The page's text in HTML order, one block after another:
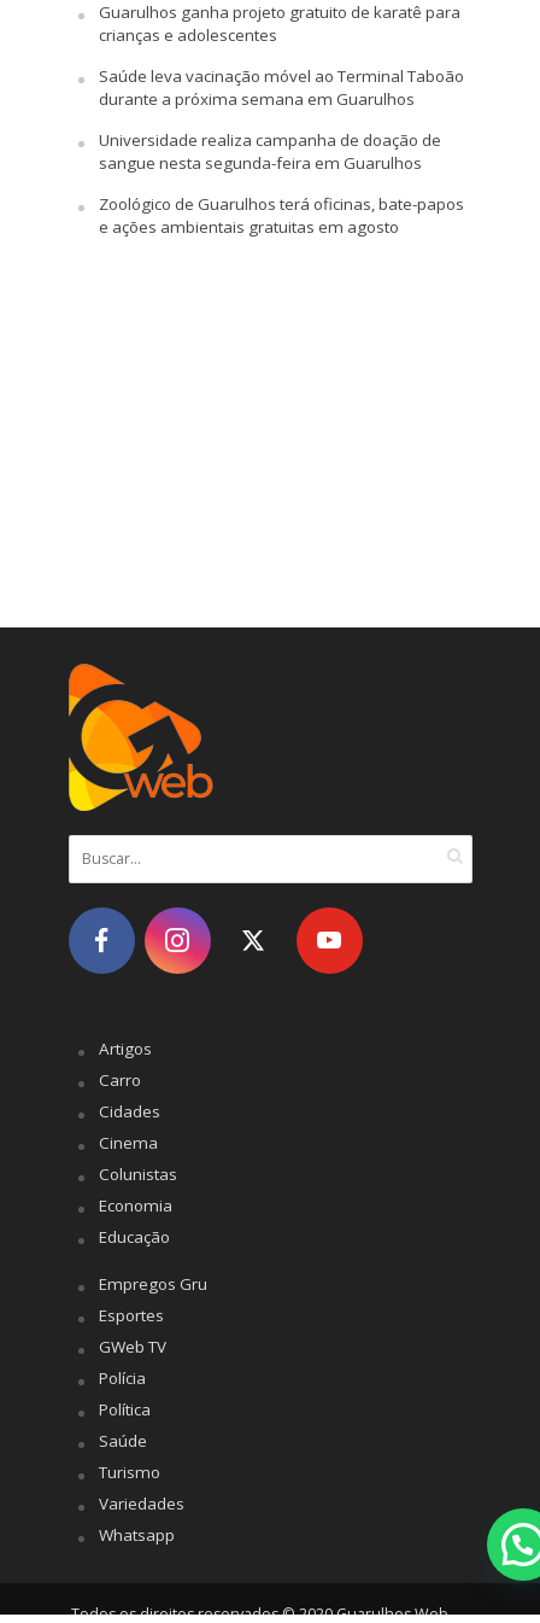
Guarulhos ganha projeto gratuito de karatê para
crianças e adolescentes
Saúde leva vacinação móvel ao Terminal Taboão
durante a próxima semana em Guarulhos
Universidade realiza campanha de doação de
sangue nesta segunda-feira em Guarulhos
Zoológico de Guarulhos terá oficinas, bate-papos
e ações ambientais gratuitas em agosto
Artigos
Carro
Cidades
Cinema
Colunistas
Economia
Educação
Empregos Gru
Esportes
GWeb TV
Polícia
Política
Saúde
Turismo
Variedades
Whatsapp
Todos os direitos reservados © 2020 Guarulhos Web -